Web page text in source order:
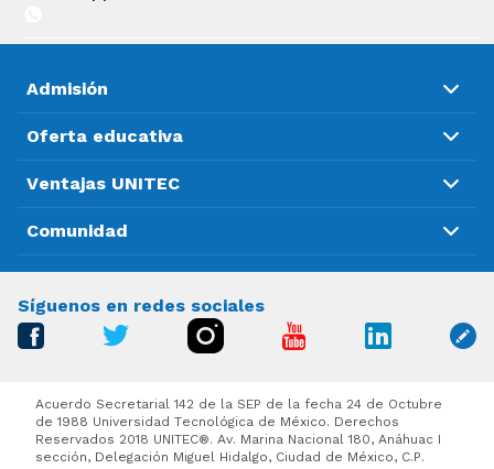
Admisión
Oferta educativa
Ventajas UNITEC
Comunidad
Síguenos en redes sociales
Acuerdo Secretarial 142 de la SEP de la fecha 24 de Octubre
de 1988 Universidad Tecnológica de México. Derechos
Reservados 2018 UNITEC®. Av. Marina Nacional 180, Anáhuac I
sección, Delegación Miguel Hidalgo, Ciudad de México, C.P.